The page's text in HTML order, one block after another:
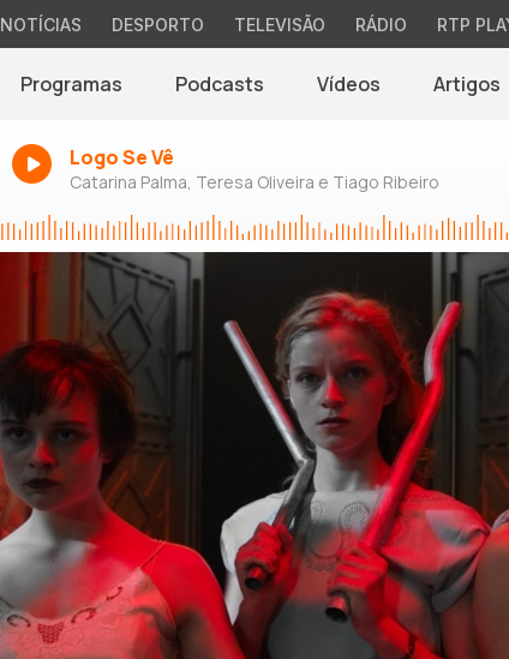
NOTÍCIAS DESPORTO TELEVISÃO RÁDIO RTP
Programas Podcasts Vídeos Artigos
Logo Se Vê
Catarina Palma, Teresa Oliveira e Tiago Ribeiro